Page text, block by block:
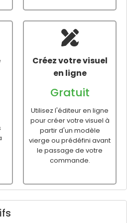
Créez votre visuel
en ligne
Gratuit
Utilisez l'éditeur en ligne
pour créer votre visuel à
partir d'un modèle
vierge ou prédéfini avant
le passage de votre
commande.